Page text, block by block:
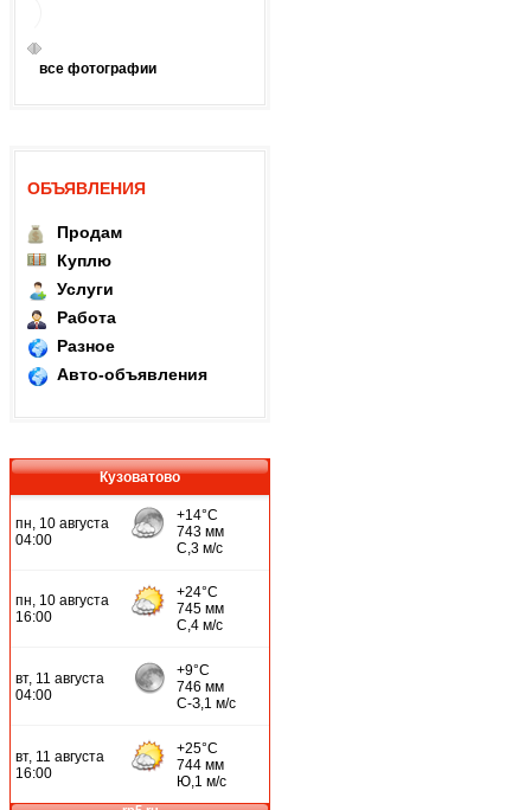
все фотографии
ОБЪЯВЛЕНИЯ
Продам
Куплю
Услуги
Работа
Разное
Авто-объявления
Кузоватово